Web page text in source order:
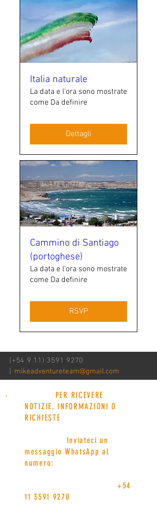
Italia naturale
La data e l'ora sono mostrate
come Da definire
Dettagli
Cammino di Santiago
(portoghese)
La data e l'ora sono mostrate
come Da definire
RSVP
(+54 9 11) 3591 9270
mikeadventureteam@gmail.com
PER RICEVERE
NOTIZIE, INFORMAZIONI O
RICHIESTE
Inviateci un
messaggio WhatsApp al
numero:
+54
11 3591 9270